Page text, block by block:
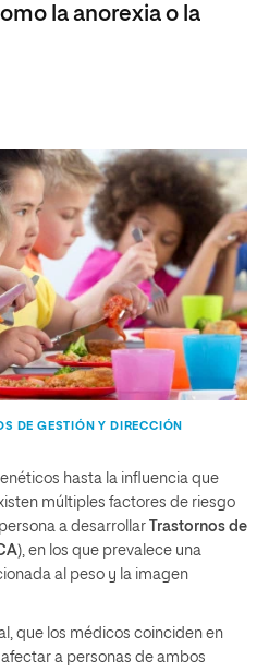
la anorexia o la
DE GESTIÓN Y DIRECCIÓN
hasta la influencia que
múltiples factores de riesgo
a desarrollar Trastornos de
), en los que prevalece una
al peso y la imagen
que los médicos coinciden en
a personas de ambos